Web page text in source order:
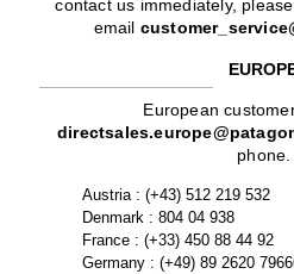
contact us immediately,
email
European
phone.
Austria : (+43) 512 219 532
Denmark : 804 04 938
France : (+33) 450 88 44 92
Germany : (+49) 89 2620